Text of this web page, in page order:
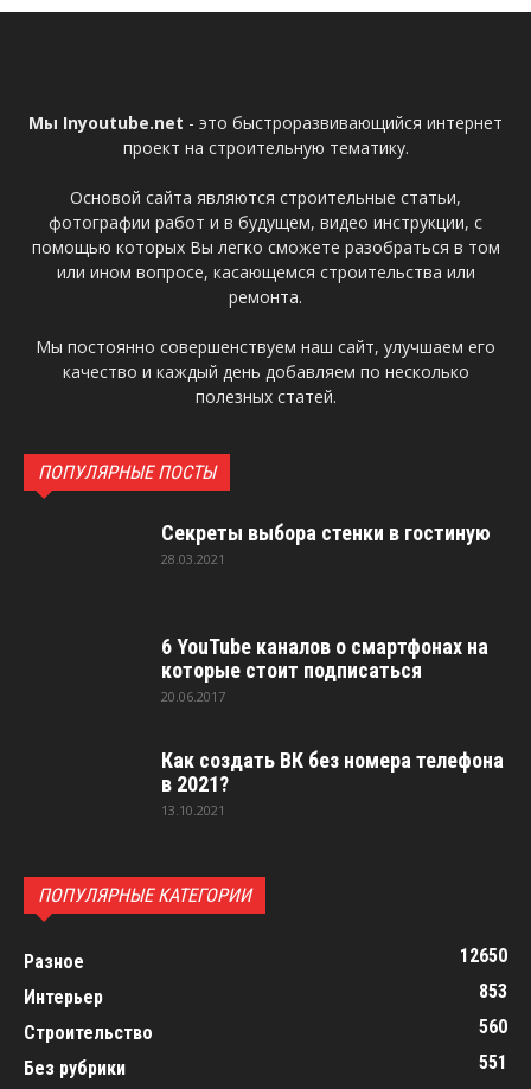
Мы Inyoutube.net - это быстроразвивающийся интернет
проект на строительную тематику.
Основой сайта являются строительные статьи,
фотографии работ и в будущем, видео инструкции, с
помощью которых Вы легко сможете разобраться в том
или ином вопросе, касающемся строительства или
ремонта.
Мы постоянно совершенствуем наш сайт, улучшаем его
качество и каждый день добавляем по несколько
полезных статей.
ПОПУЛЯРНЫЕ ПОСТЫ
Секреты выбора стенки в гостиную
28.03.2021
6 YouTube каналов о смартфонах на
которые стоит подписаться
20.06.2017
Как создать ВК без номера телефона
в 2021?
13.10.2021
ПОПУЛЯРНЫЕ КАТЕГОРИИ
Разное
12650
Интерьер
853
Строительство
560
Без рубрики
551